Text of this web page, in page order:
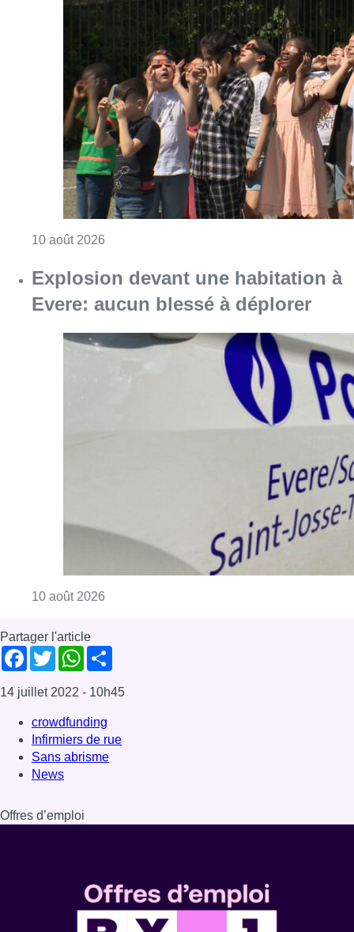
10 août 2026
Explosion devant une habitation à
Evere: aucun blessé à déplorer
10 août 2026
Partager l'article
Facebook
TwitterWhatsApp
14 juillet 2022 - 10h45
crowdfunding
Infirmiers de rue
Sans abrisme
News
Offres d’emploi